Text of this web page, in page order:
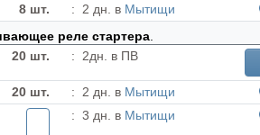
8 шт. : 2 дн. в Мытищи
реле стартера.
20 шт. : 2дн. в ПВ
20 шт. : 2 дн. в Мытищи
: 3 дн. в Мытищи